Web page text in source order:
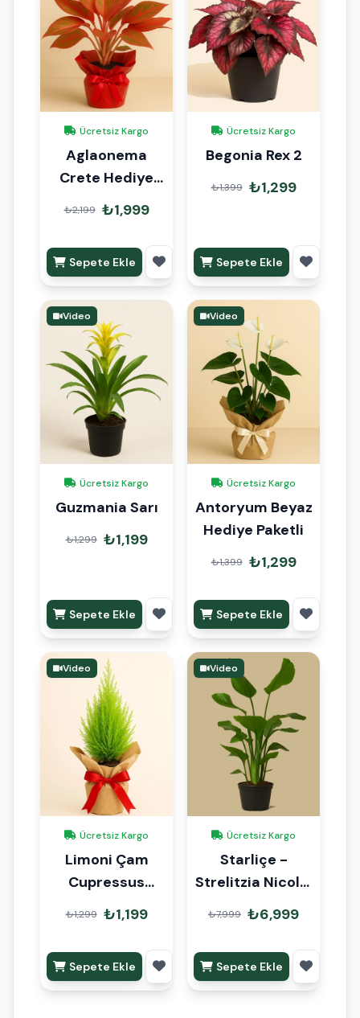
Ücretsiz Kargo
Aglaonema
Crete Hediye
Paketli
₺2,199 ₺1,999
Sepete Ekle
Ücretsiz Kargo
Begonia Rex 2
₺1,399 ₺1,299
Sepete Ekle
Video
Ücretsiz Kargo
Guzmania Sarı
₺1,299 ₺1,199
Sepete Ekle
Video
Ücretsiz Kargo
Antoryum Beyaz
Hediye Paketli
₺1,399 ₺1,299
Sepete Ekle
Video
Ücretsiz Kargo
Limoni Çam
Cupressus
Hediye Paketli
₺1,299 ₺1,199
Sepete Ekle
Video
Ücretsiz Kargo
Starliçe -
Strelitzia Nicolai
3 Kök 180cm
₺7,999 ₺6,999
Sepete Ekle